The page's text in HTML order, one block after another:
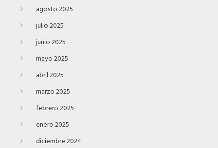
agosto 2025
julio 2025
junio 2025
mayo 2025
abril 2025
marzo 2025
febrero 2025
enero 2025
diciembre 2024